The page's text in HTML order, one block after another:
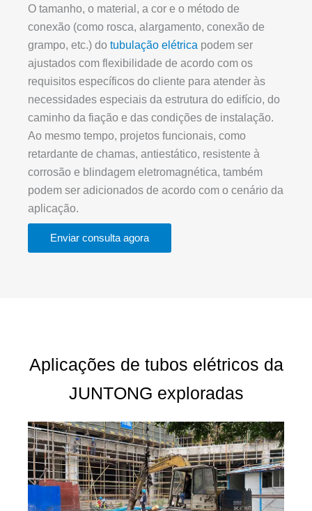
O tamanho, o material, a cor e o método de
conexão (como rosca, alargamento, conexão de
grampo, etc.) do tubulação elétrica podem ser
ajustados com flexibilidade de acordo com os
requisitos específicos do cliente para atender às
necessidades especiais da estrutura do edifício, do
caminho da fiação e das condições de instalação.
Ao mesmo tempo, projetos funcionais, como
retardante de chamas, antiestático, resistente à
corrosão e blindagem eletromagnética, também
podem ser adicionados de acordo com o cenário da
aplicação.
Enviar consulta agora
Aplicações de tubos elétricos da
JUNTONG exploradas